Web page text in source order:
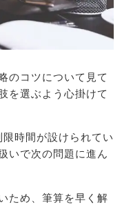
のコツについて見て
を選ぶよう心掛けて
時間が設けられてい
いで次の問題に進ん
ため、筆算を早く解